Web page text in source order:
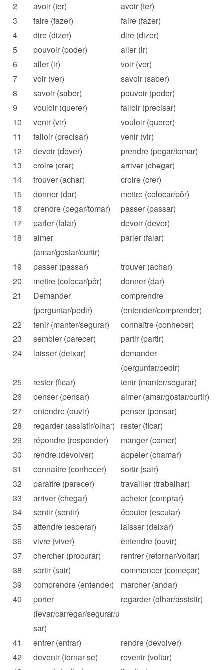
2
avoir (ter)
avoir (ter)
3
faire (fazer)
faire (fazer)
4
dire (dizer)
dire (dizer)
5
pouvoir (poder)
aller (ir)
6
aller (ir)
voir (ver)
7
voir (ver)
savoir (saber)
8
savoir (saber)
pouvoir (poder)
9
vouloir (querer)
falloir (precisar)
10
venir (vir)
vouloir (querer)
11
falloir (precisar)
venir (vir)
12
devoir (dever)
prendre (pegar/tomar)
13
croire (crer)
arriver (chegar)
14
trouver (achar)
croire (crer)
15
donner (dar)
mettre (colocar/pôr)
16
prendre (pegar/tomar)
passer (passar)
17
parler (falar)
devoir (dever)
18
aimer
(amar/gostar/curtir)
parler (falar)
19 passer (passar)
trouver (achar)
20
mettre (colocar/pôr)
donner (dar)
21
Demander
(perguntar/pedir)
comprendre
(entender/comprender)
22
tenir (manter/segurar)
connaître (conhecer)
23
sembler (parecer)
partir (partir)
24
laisser (deixar)
demander
(perguntar/pedir)
25
rester (ficar)
tenir (manter/segurar)
26
penser (pensar)
aimer (amar/gostar/curtir)
27
entendre (ouvir)
penser (pensar)
28
regarder (assistir/olhar)
rester (ficar)
29
répondre (responder)
manger (comer)
30
rendre (devolver)
appeler (chamar)
31
connaître (conhecer)
sortir (sair)
32
paraître (parecer)
travailler (trabalhar)
33
arriver (chegar)
acheter (comprar)
34
sentir (sentir)
écouter (escutar)
35
attendre (esperar)
laisser (deixar)
36
vivre (viver)
entendre (ouvir)
37
chercher (procurar)
rentrer (retornar/voltar)
38
sortir (sair)
commencer (começar)
39
comprendre (entender)
marcher (andar)
40
porter
(levar/carregar/segurar/u
sar)
regarder (olhar/assistir)
41 entrer (entrar)
rendre (devolver)
42
devenir (tornar-se)
revenir (voltar)